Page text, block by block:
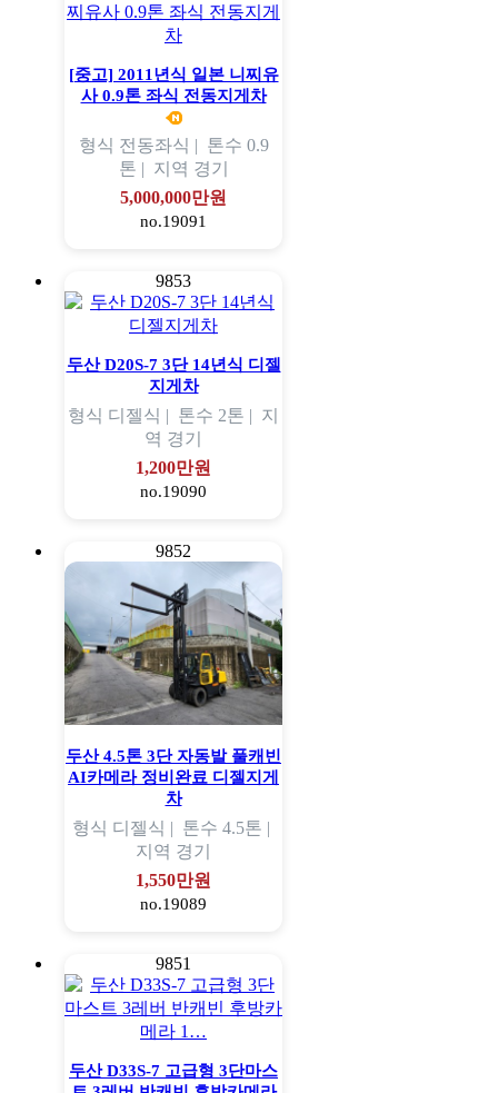
[중고] 2011년식 일본 니찌유
사 0.9톤 좌식 전동지게차
형식 전동좌식 | 톤수 0.9
톤 | 지역 경기
5,000,000만원
no.19091
9853
두산 D20S-7 3단 14년식 디젤
지게차
형식 디젤식 | 톤수 2톤 | 지
역 경기
1,200만원
no.19090
9852
두산 4.5톤 3단 자동발 풀캐빈
AI카메라 정비완료 디젤지게
차
형식 디젤식 | 톤수 4.5톤 |
지역 경기
1,550만원
no.19089
9851
두산 D33S-7 고급형 3단마스